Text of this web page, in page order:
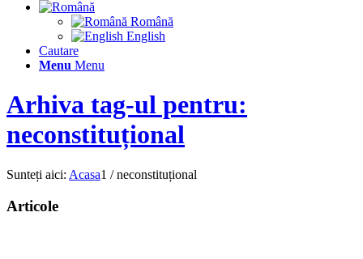
Română
English
Cautare
Menu Menu
Arhiva tag-ul pentru:
neconstituțional
Sunteți aici: Acasa1 / neconstituțional
Articole